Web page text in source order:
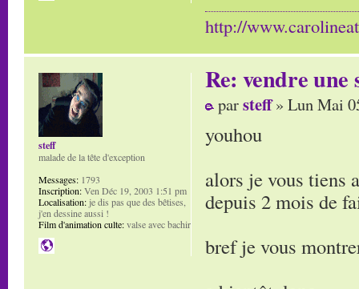
http://
Re: vendre une
parsteff» Lun Mai
youhou
alors je vous tiens
depuis 2 mois de
bref je vous
steff
malade de la tête d'exception
Messages: 1793
Inscription:Ven Déc 19, 2003 1:51 pm
Localisation:je dis pas que des bêtises,
j'en dessine aussi !
Film d'animation culte:valse avec bachir